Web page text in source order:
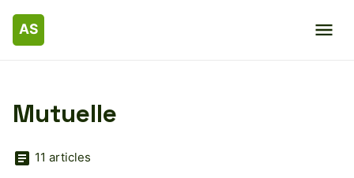
Mutuelle
11 articles